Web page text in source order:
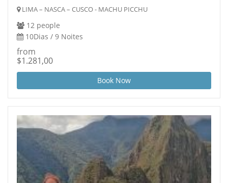
LIMA – NASCA – CUSCO - MACHU PICCHU
12 people
10Dias / 9 Noites
from
$1.281,00
Book Now